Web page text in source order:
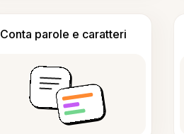
Conta parole e caratteri